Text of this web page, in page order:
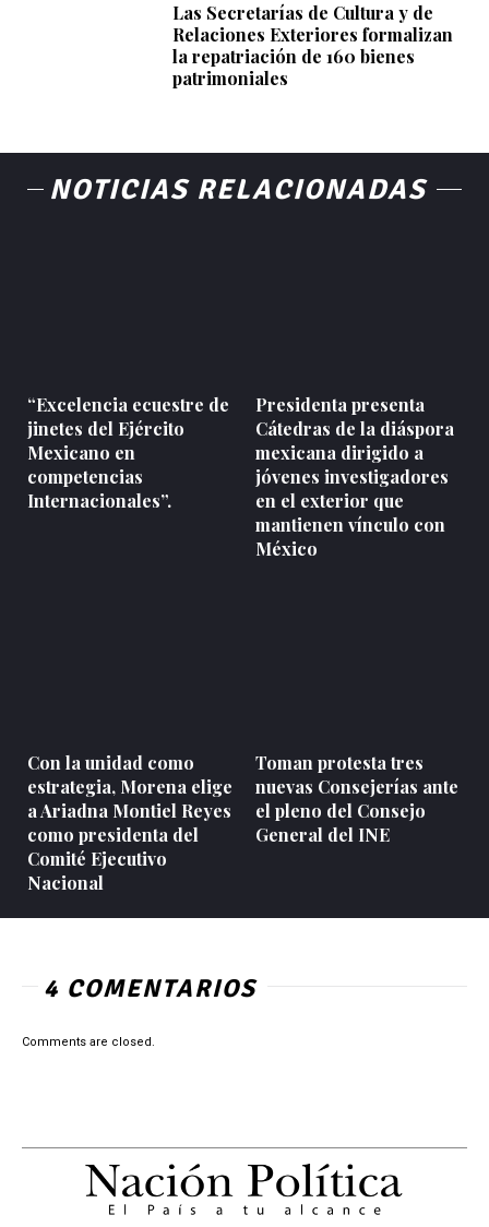
Las Secretarías de Cultura y de
Relaciones Exteriores formalizan
la repatriación de 160 bienes
patrimoniales
NOTICIAS RELACIONADAS
“Excelencia ecuestre de
jinetes del Ejército
Mexicano en
competencias
Internacionales”.
Presidenta presenta
Cátedras de la diáspora
mexicana dirigido a
jóvenes investigadores
en el exterior que
mantienen vínculo con
México
Con la unidad como
estrategia, Morena elige
a Ariadna Montiel Reyes
como presidenta del
Comité Ejecutivo
Nacional
Toman protesta tres
nuevas Consejerías ante
el pleno del Consejo
General del INE
4 COMENTARIOS
Comments are closed.